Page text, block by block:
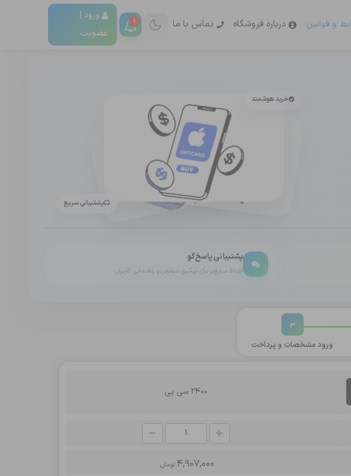
و قوانین درباره فروشگاه تماس با ما 1
ورود |
عضویت
خرید هوشمند
پشتیبانی سریع
پشتیبانی پاسخ‌گو
ارتباط سریع‌تر برای پیگیری سفارش و راهنمایی کاربران
3
ورود مشخصات و پرداخت
2400 سی پی
4,907,000 تومان